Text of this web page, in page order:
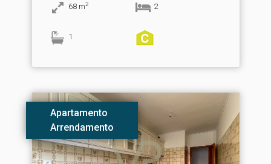
68 m2 2
1
Apartamento
Arrendamento